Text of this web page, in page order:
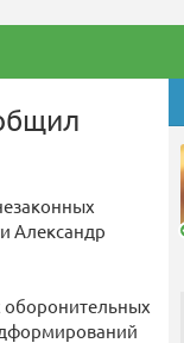
Александр
оборонительных